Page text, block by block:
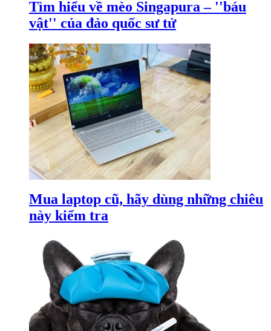
Tìm hiểu về mèo Singapura – ''báu
vật'' của đảo quốc sư tử
Mua laptop cũ, hãy dùng những chiêu
này kiểm tra